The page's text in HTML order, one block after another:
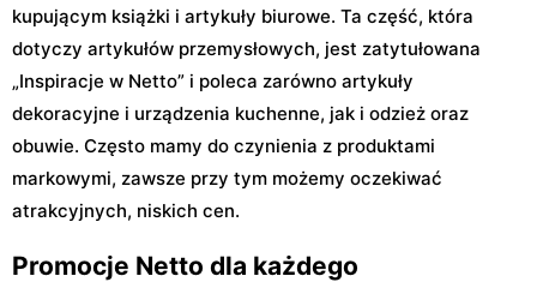
kupującym książki i artykuły biurowe. Ta część, która
dotyczy artykułów przemysłowych, jest zatytułowana
„Inspiracje w Netto” i poleca zarówno artykuły
dekoracyjne i urządzenia kuchenne, jak i odzież oraz
obuwie. Często mamy do czynienia z produktami
markowymi, zawsze przy tym możemy oczekiwać
atrakcyjnych, niskich cen.
Promocje Netto dla każdego